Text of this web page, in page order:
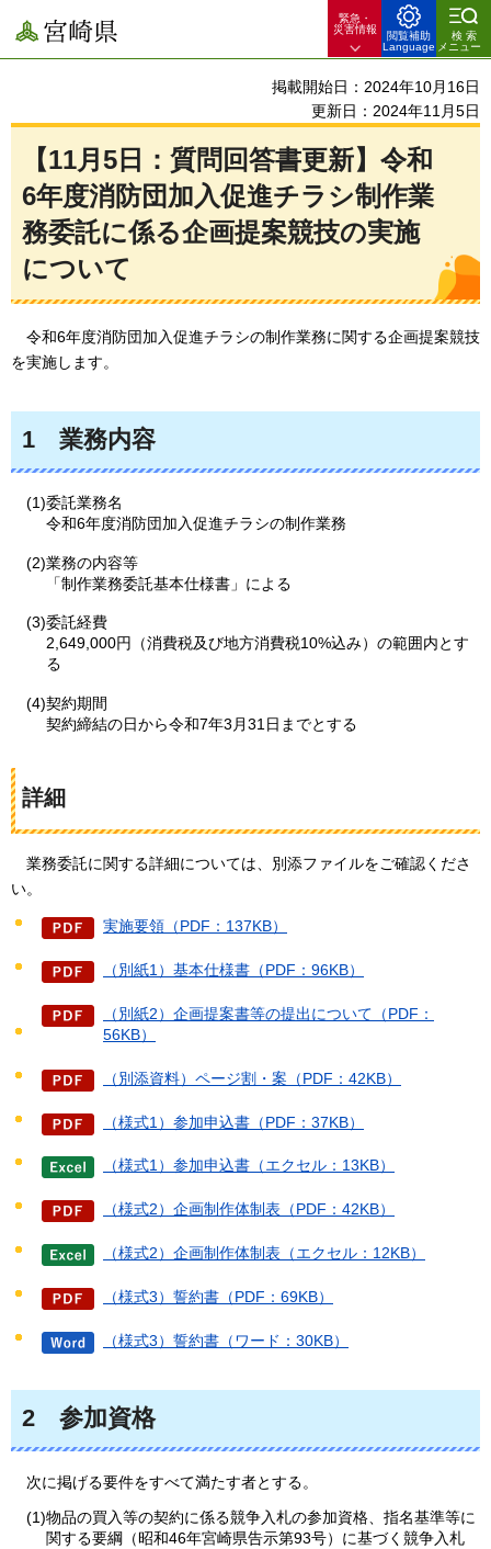
宮崎県
緊急・
災害情報
閲覧補助
Language
検索
メニュー
掲載開始日：2024年10月16日
更新日：2024年11月5日
【11月5日：質問回答書更新】令和
6年度消防団加入促進チラシ制作業
務委託に係る企画提案競技の実施
について
令和6年度消防団加入促進チラシの制作業務に関する企画提案競技
を実施します。
1 業務内容
(1)委託業務名
令和6年度消防団加入促進チラシの制作業務
(2)業務の内容等
「制作業務委託基本仕様書」による
(3)委託経費
2,649,000円（消費税及び地方消費税10%込み）の範囲内とす
る
(4)契約期間
契約締結の日から令和7年3月31日までとする
詳細
業務委託に関する詳細については、別添ファイルをご確認くださ
い。
実施要領（PDF：137KB）
（別紙1）基本仕様書（PDF：96KB）
（別紙2）企画提案書等の提出について（PDF：
56KB）
（別添資料）ページ割・案（PDF：42KB）
（様式1）参加申込書（PDF：37KB）
（様式1）参加申込書（エクセル：13KB）
（様式2）企画制作体制表（PDF：42KB）
（様式2）企画制作体制表（エクセル：12KB）
（様式3）誓約書（PDF：69KB）
（様式3）誓約書（ワード：30KB）
2 参加資格
次に掲げる要件をすべて満たす者とする。
(1)物品の買入等の契約に係る競争入札の参加資格、指名基準等に
関する要綱（昭和46年宮崎県告示第93号）に基づく競争入札